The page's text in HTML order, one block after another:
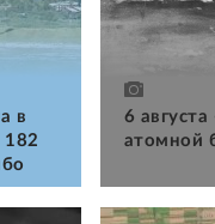
в
182
6
атомной